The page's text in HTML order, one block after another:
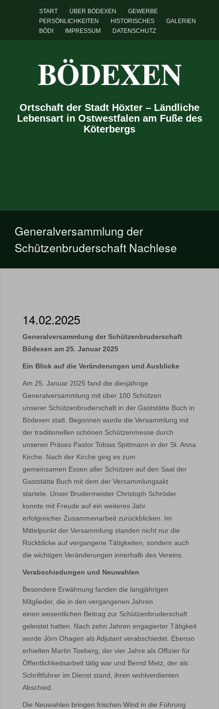
START ÜBER BÖDEXEN
GEWERBE
PERSÖNLICHKEITEN
HISTORISCHES
GALERIEN
BÖDI
IMPRESSUM DATENSCHUTZ
BÖDEXEN
Ortschaft der Stadt Höxter – Ländliche
Lebensart in Ostwestfalen am Fuße des
Köterbergs
Generalversammlung der
Schützenbruderschaft Nachlese
14.02.2025
Generalversammlung der Schützenbruderschaft
Bödexen am 25. Januar 2025
Ein Blick auf die Veränderungen und Ausblicke
Am 25. Januar 2025 fand die diesjährige
Generalversammlung mit über 100 Schützen
unserer Schützenbruderschaft in der Gaststätte Buch in
Bödexen statt. Begonnen wurde die Versammlung mit
der traditionellen schönen Schützenmesse durch
unseren Präses Pastor Tobias Spittmann in der St. Anna
Kirche. Nach der Kirche ging es zum
gemeinsamen Essen aller Schützen auf den Saal der
Gaststätte Buch mit dem der Versammlungsakt
startete. Unser Brudermeister Christoph Schröder
konnte mit Freude auf ein weiteres Jahr
erfolgreicher Zusammenarbeit zurückblicken. Im
Mittelpunkt der Versammlung standen nicht nur die
Rückblicke auf vergangene Tätigkeiten, sondern auch
die wichtigen Veränderungen innerhalb des Vereins.
Verabschiedungen und Neuwahlen
Besondere Erwähnung fanden die langjährigen
Mitglieder, die in den vergangenen Jahren
einen wesentlichen Beitrag zur Schützenbruderschaft
geleistet hatten. Nach zehn Jahren engagierter Tätigkeit
wurde Jörn Ohagen als Adjutant verabschiedet. Ebenso
erhielten Martin Toeberg, der vier Jahre als Offizier für
Öffentlichkeitsarbeit tätig war und Bernd Metz, der als
Schriftführer im Dienst stand, ihren wohlverdienten
Abschied.
Die Neuwahlen bringen frischen Wind in die Führung